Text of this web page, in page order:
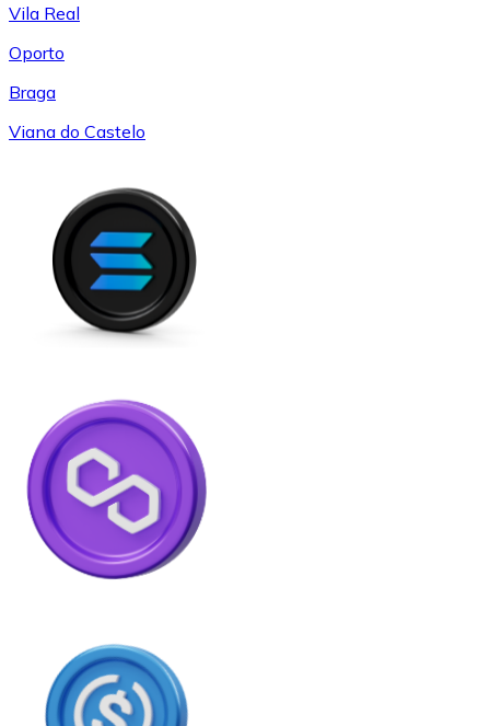
Vila Real
Oporto
Braga
Viana do Castelo